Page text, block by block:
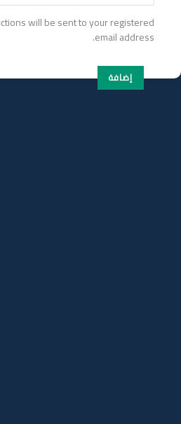
will be sent to your registered
email address.